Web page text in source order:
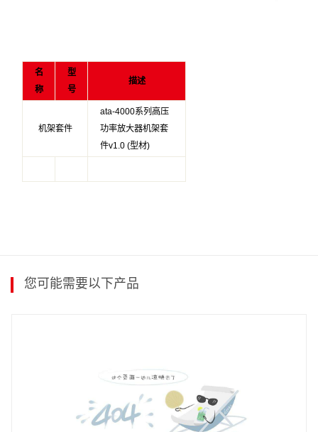
名
称
型
号
描述
机架套件
ata-4000系列高压
功率放大器机架套
件v1.0 (型材)
您可能需要以下产品